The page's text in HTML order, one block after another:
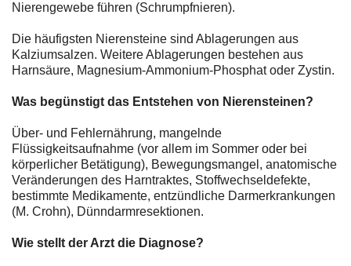
Nierengewebe führen (Schrumpfnieren).
Die häufigsten Nierensteine sind Ablagerungen aus
Kalziumsalzen. Weitere Ablagerungen bestehen aus
Harnsäure, Magnesium-Ammonium-Phosphat oder Zystin.
Was begünstigt das Entstehen von Nierensteinen?
Über- und Fehlernährung, mangelnde
Flüssigkeitsaufnahme (vor allem im Sommer oder bei
körperlicher Betätigung), Bewegungsmangel, anatomische
Veränderungen des Harntraktes, Stoffwechseldefekte,
bestimmte Medikamente, entzündliche Darmerkrankungen
(M. Crohn), Dünndarmresektionen.
Wie stellt der Arzt die Diagnose?